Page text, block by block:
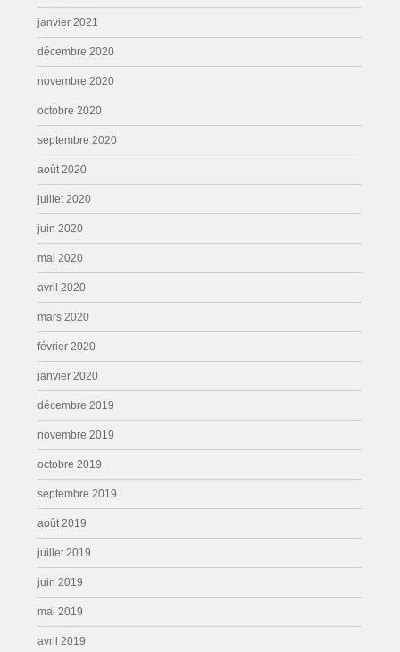
janvier 2021
décembre 2020
novembre 2020
octobre 2020
septembre 2020
août 2020
juillet 2020
juin 2020
mai 2020
avril 2020
mars 2020
février 2020
janvier 2020
décembre 2019
novembre 2019
octobre 2019
septembre 2019
août 2019
juillet 2019
juin 2019
mai 2019
avril 2019